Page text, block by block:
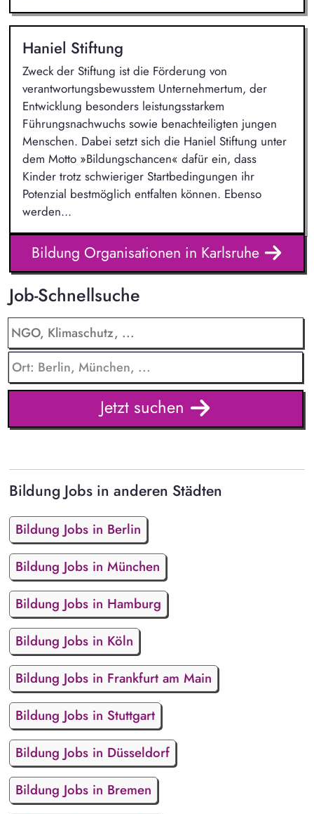
Haniel Stiftung
Zweck der Stiftung ist die Förderung von
verantwortungsbewusstem Unternehmertum, der
Entwicklung besonders leistungsstarkem
Führungsnachwuchs sowie benachteiligten jungen
Menschen. Dabei setzt sich die Haniel Stiftung unter
dem Motto »Bildungschancen« dafür ein, dass
Kinder trotz schwieriger Startbedingungen ihr
Potenzial bestmöglich entfalten können. Ebenso
werden...
Bildung Organisationen in Karlsruhe
Job-Schnellsuche
Jetzt suchen
Bildung Jobs in anderen Städten
Bildung Jobs in Berlin
Bildung Jobs in München
Bildung Jobs in Hamburg
Bildung Jobs in Köln
Bildung Jobs in Frankfurt am Main
Bildung Jobs in Stuttgart
Bildung Jobs in Düsseldorf
Bildung Jobs in Bremen